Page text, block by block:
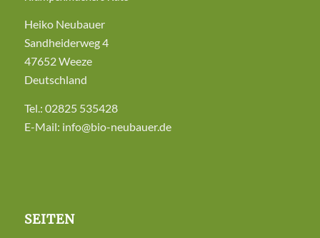
Heiko Neubauer
Sandheiderweg 4
47652 Weeze
Deutschland
Tel.: 02825 535428
E-Mail: info@bio-neubauer.de
SEITEN